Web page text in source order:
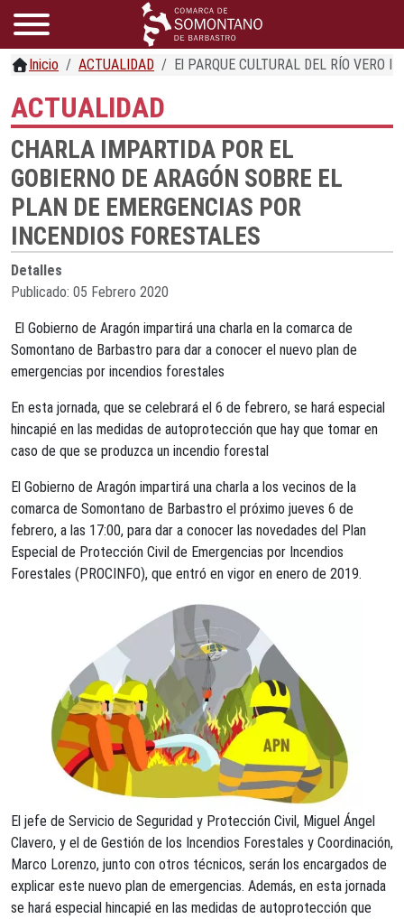
Inicio ACTUALIDAD El PARQUE CULTURAL DEL RÍO VERO
ACTUALIDAD
CHARLA IMPARTIDA POR EL
GOBIERNO DE ARAGÓN SOBRE EL
PLAN DE EMERGENCIAS POR
INCENDIOS FORESTALES
Detalles
Publicado: 05 Febrero 2020
El Gobierno de Aragón impartirá una charla en la comarca de
Somontano de Barbastro para dar a conocer el nuevo plan de
emergencias por incendios forestales
En esta jornada, que se celebrará el 6 de febrero, se hará especial
hincapié en las medidas de autoprotección que hay que tomar en
caso de que se produzca un incendio forestal
El Gobierno de Aragón impartirá una charla a los vecinos de la
comarca de Somontano de Barbastro el próximo jueves 6 de
febrero, a las 17:00, para dar a conocer las novedades del Plan
Especial de Protección Civil de Emergencias por Incendios
Forestales (PROCINFO), que entró en vigor en enero de 2019.
El jefe de Servicio de Seguridad y Protección Civil, Miguel Ángel
Clavero, y el de Gestión de los Incendios Forestales y Coordinación,
Marco Lorenzo, junto con otros técnicos, serán los encargados de
explicar este nuevo plan de emergencias. Además, en esta jornada
se hará especial hincapié en las medidas de autoprotección que